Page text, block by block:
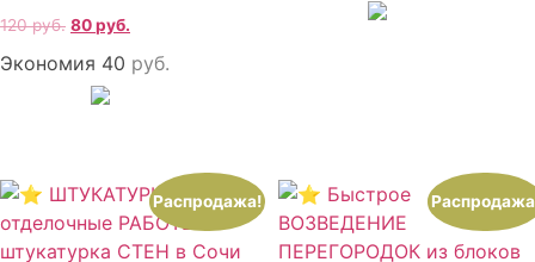
120руб. 80руб.
Экономия 40 руб.
Распродажа!